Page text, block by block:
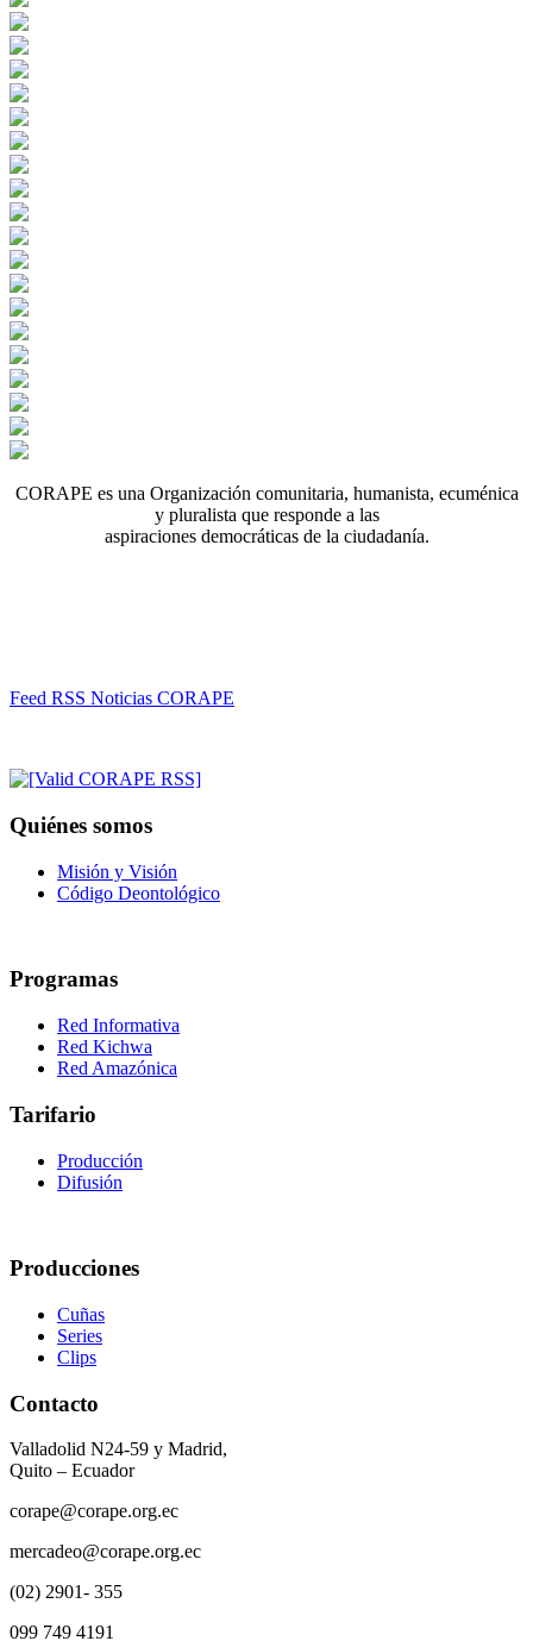
CORAPE es una Organización comunitaria, humanista, ecuménica
y pluralista que responde a las
aspiraciones democráticas de la ciudadanía.
Feed RSS Noticias CORAPE
Quiénes somos
Misión y Visión
Código Deontológico
Programas
Red Informativa
Red Kichwa
Red Amazónica
Tarifario
Producción
Difusión
Producciones
Cuñas
Series
Clips
Contacto
Valladolid N24-59 y Madrid,
Quito – Ecuador
corape@corape.org.ec
mercadeo@corape.org.ec
(02) 2901- 355
099 749 4191